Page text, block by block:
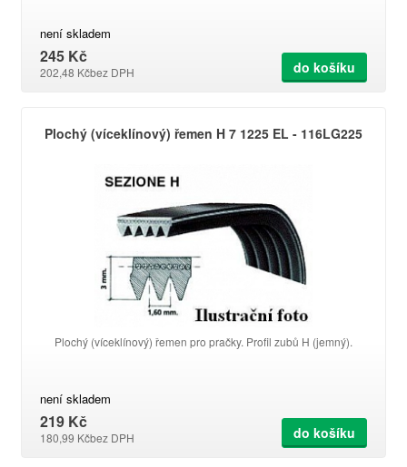
není skladem
245 Kč
202,48 Kčbez DPH do košíku
Plochý (víceklínový) řemen H 7 1225 EL - 116LG225
Plochý (víceklínový) řemen pro pračky. Profil zubů H (jemný).
není skladem
219 Kč
180,99 Kčbez DPH do košíku